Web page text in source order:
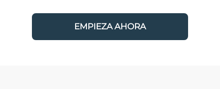
EMPIEZA AHORA